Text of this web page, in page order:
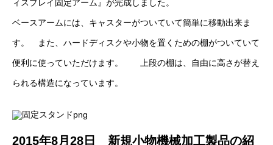
ィスプレイ固定アーム』が完成しました。
ベースアームには、キャスターがついていて簡単に移動出来ま
す。 また、ハードディスクや小物を置くための棚がついていて
便利に使っていただけます。 上段の棚は、自由に高さが替え
られる構造になっています。
2015年8月28日 新規小物機械加工製品の紹